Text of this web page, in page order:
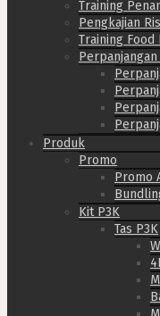
Training
Pengkajian
Training Food
Perpanjangan
Produk
Promo
Promo
Kit P3K
Tas P3K